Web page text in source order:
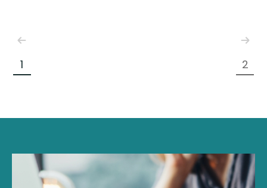
1 2